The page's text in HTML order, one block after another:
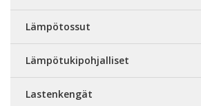
Lämpötossut
Lämpötukipohjalliset
Lastenkengät